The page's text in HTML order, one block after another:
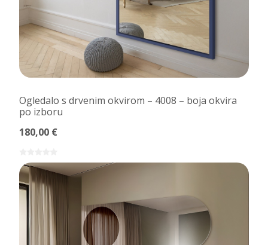
Ogledalo s drvenim okvirom – 4008 – boja okvira
po izboru
180,00 €